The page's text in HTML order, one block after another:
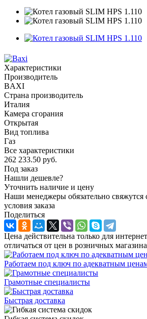
Характеристики
Производитель
BAXI
Страна производитель
Италия
Камера сгорания
Открытая
Вид топлива
Газ
Все характеристики
262 233.50 руб.
Под заказ
Нашли дешевле?
Уточнить наличие и цену
Наши менеджеры обязательно свяжутся
условия заказа
Поделиться
Цена действительна только для
отличаться от цен в розничных
Работаем под ключ по адекватным
Грамотные специалисты
Быстрая доставка